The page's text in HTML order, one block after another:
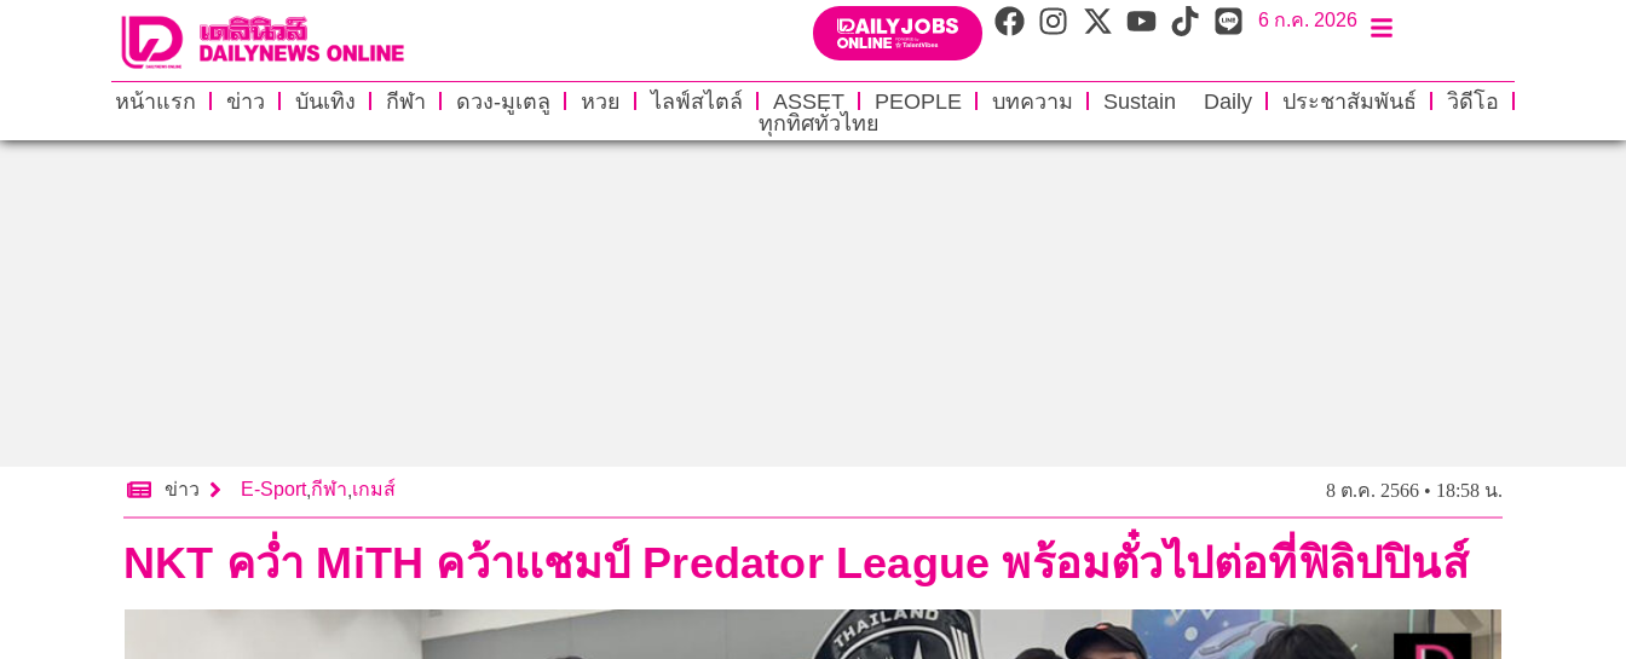
6 ก.ค. 2026
หน้าแรก ข่าว บันเทิง กีฬา ดวง-มูเตลู หวย ไลฟ์สไตล์ ASSET PEOPLE บทความ Sustain Daily ประชาสัมพันธ์
วิดีโอ
ทุกทิศทั่วไทย
ข่าว E-Sport,กีฬา,เกมส์ 8 ต.ค. 2566 • 18:58 น.
NKT คว่ำ MiTH คว้าเเชมป์ Predator League พร้อมตั๋วไปต่อที่ฟิลิปปินส์